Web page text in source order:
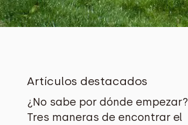
Artículos destacados
¿No sabe por dónde empezar?
Tres maneras de encontrar el